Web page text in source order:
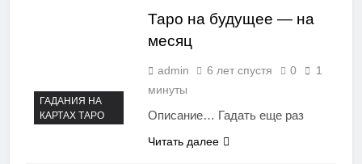
ГАДАНИЯ НА
КАРТАХ ТАРО
Таро на будущее — на
месяц
admin 6 лет спустя 0
1
минуты
Описание… Гадать еще раз
Читать далее